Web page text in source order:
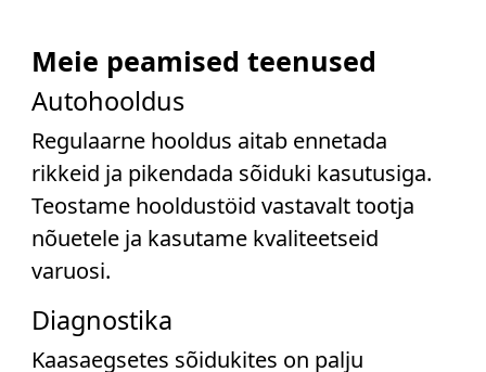
Meie peamised teenused
Autohooldus
Regulaarne hooldus aitab ennetada
rikkeid ja pikendada sõiduki kasutusiga.
Teostame hooldustöid vastavalt tootja
nõuetele ja kasutame kvaliteetseid
varuosi.
Diagnostika
Kaasaegsetes sõidukites on palju